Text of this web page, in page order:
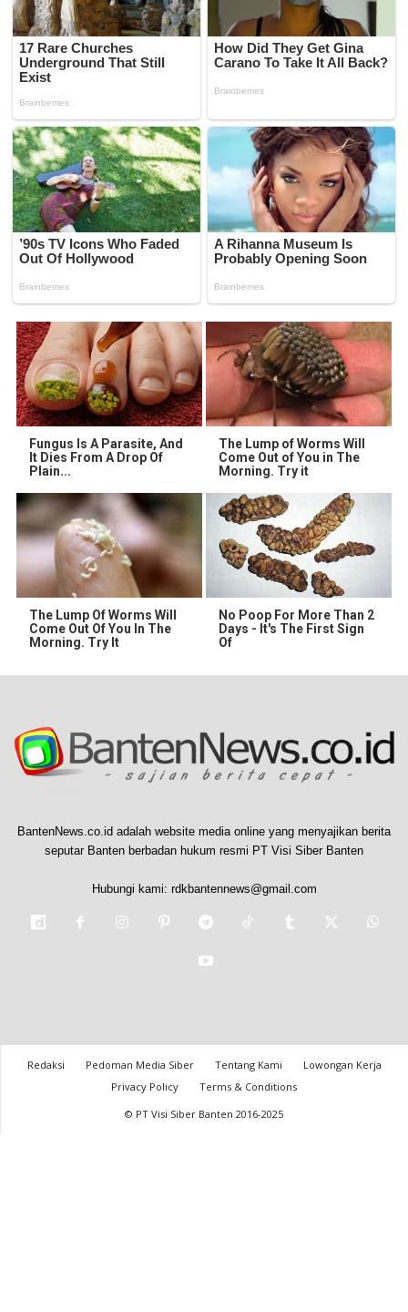
Fungus Is A Parasite, And
It Dies From A Drop Of
Plain...
The Lump of Worms Will
Come Out of You in The
Morning. Try it
The Lump Of Worms Will
Come Out Of You In The
Morning. Try It
No Poop For More Than 2
Days - It's The First Sign
Of
BantenNews.co.id adalah website media online yang menyajikan berita
seputar Banten berbadan hukum resmi PT Visi Siber Banten
Hubungi kami: rdkbantennews@gmail.com
Redaksi Pedoman Media Siber Tentang Kami
Lowongan Kerja
Privacy Policy
Terms & Conditions
© PT Visi Siber Banten 2016-2025